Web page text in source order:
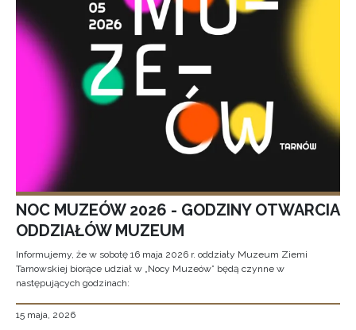
NOC MUZEÓW 2026 - GODZINY OTWARCIA
ODDZIAŁÓW MUZEUM
Informujemy, że w sobotę 16 maja 2026 r. oddziały Muzeum Ziemi
Tarnowskiej biorące udział w „Nocy Muzeów” będą czynne w
następujących godzinach:
15 maja, 2026